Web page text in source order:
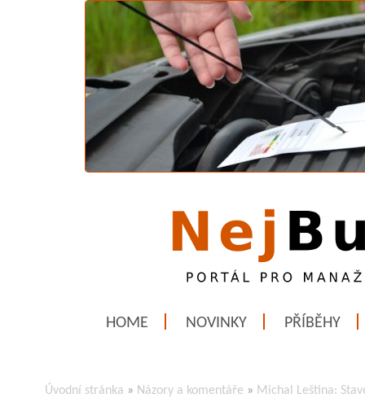
HOME NOVINKY PŘÍBĚHY
Úvodní stránka » Názory a komentáře » Michal Leština: